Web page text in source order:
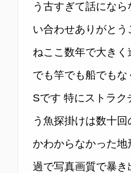
う古すぎて話にな
い合わせありがと
ねここ数年で大き
でも竿でも船でも
Sです 特にストラ
う魚探掛けは数十
かわからなかった
過で写真画質で暴き